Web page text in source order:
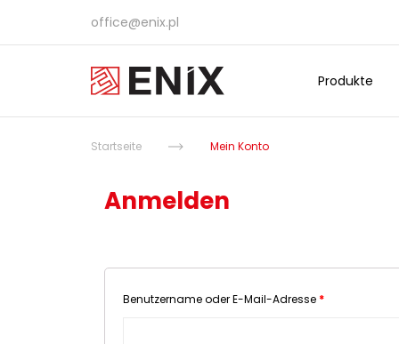
office@enix.pl
Produkte
Startseite Mein Konto
Anmelden
Benutzername oder E-Mail-Adresse *